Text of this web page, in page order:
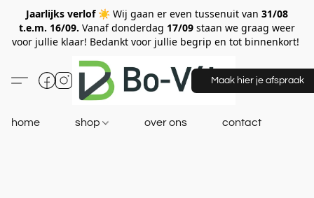
Jaarlijks verlof ☀️ Wij gaan er even tussenuit van 31/08
t.e.m. 16/09. Vanaf donderdag 17/09 staan we graag weer
voor jullie klaar! Bedankt voor jullie begrip en tot binnenkort!
Maak hier je afspraak
home shop over ons contact